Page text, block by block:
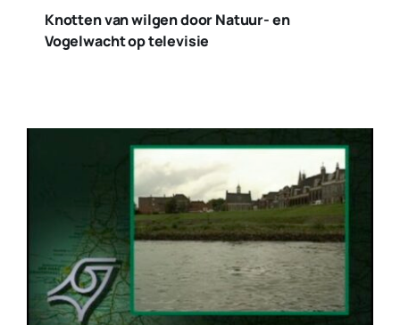
Knotten van wilgen door Natuur- en
Vogelwacht op televisie